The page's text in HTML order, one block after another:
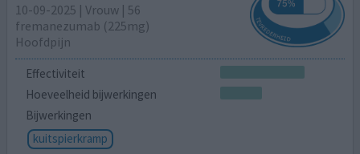
10-09-2025 | Vrouw | 56
fremanezumab (225mg)
Hoofdpijn
Effectiviteit
Hoeveelheid bijwerkingen
Bijwerkingen
kuitspierkramp